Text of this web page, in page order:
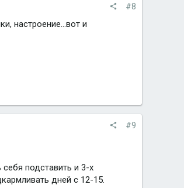
#8
настроение...вот и
#9
подставить и 3-х
дней с 12-15.